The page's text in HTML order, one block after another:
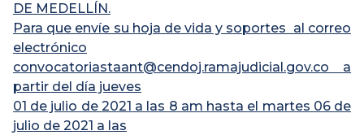
DE MEDELLÍN.
Para que envíe su hoja de vida y soportes al correo
electrónico
convocatoriastaant@cendoj.ramajudicial.gov.co a
partir del día jueves
01 de julio de 2021 a las 8 am hasta el martes 06 de
julio de 2021 a las